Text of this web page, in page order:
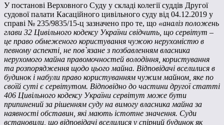
У постанові Верховного Суду у складі колегії суддів Другої
судової палати Касаційного цивільного суду від 04.12.2019 у
справі № 235/9835/15-ц зазначено про те, що «аналіз положень
глави 32 Цивільного кодексу України свідчить, що сервітут –
це право обмеженого користування чужою нерухомістю в
певному аспекті, не пов`язане з позбавленням власника
нерухомого майна правомочностей володіння, користування
та розпорядження щодо цього майна. Відповідачі вселилися в
будинок і набули право користуванням чужим майном, яке по
своїй суті є сервітутом. Відповідно до частини другої статті
406 Цивільного кодексу України сервітут може бути
припинений за рішенням суду на вимогу власника майна за
наявності обставин, які мають істотне значення. Суди
встановили, що відповідачі вселилися у спірний будинок як